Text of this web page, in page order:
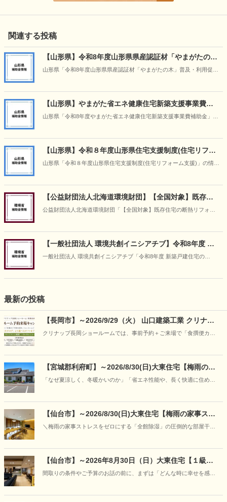
関連する投稿
【山形県】令和8年度山形県県産認証材「やまがたの
木」普及・利用促進事業
山形県「令和8年度山形県県産認証材「やまがたの木」普及・利用促進
【山形県】やまがた省エネ健康住宅新築支援事業費補
助金
山形県「令和8年度やまがた省エネ健康住宅新築支援事業費補助金」の
【山形県】令和８年度山形県住宅支援制度(住宅リフォ
ーム支援)
山形県「令和８年度山形県住宅支援制度(住宅リフォーム支援)」の情報
【公益財団法人北海道環境財団】【全国対象】既存住
宅の断熱リフォーム支援事業
公益財団法人北海道環境財団「【全国対象】既存住宅の断熱リフォー
【一般社団法人 環境共創イニシアチブ】令和8年度 新
築戸建住宅のZEH・ ZEH＋化等支援事業
一般社団法人 環境共創イニシアチブ「令和8年度 新築戸建住宅の
最新の投稿
【長岡市】～2026/9/29（火） 山口建築工業 クリナッ
プ長岡ショールーム予約来場キャンペーン
クリナップ長岡ショールームでは、事前予約＋ご来場で「食撰便カタ
【宮城郡利府町】～2026/8/30(日)大東住宅【梅雨の特
別企画】30年先も強さと快適さが続く理由を「見て、
「なぜ夏涼しく、冬暖かいのか」「省エネ性能や、長く快適に住める
模型をとおして、分かりやすくご案内いたします。
【仙台市】～2026/8/30(日)大東住宅【梅雨の家事スト
レスをゼロに】「朝にはカラッと、ニオイもな
＼梅雨の家事ストレスをゼロにする「全館除湿」の圧倒的な部屋干し
【仙台市】～2026年8月30日（日）大東住宅【１級建
築士と紡ぐ家づくり】「あなただけの『美しい日常』
間取りの条件やご予算のお話の前に、まずは「どんな時に幸せを感じ